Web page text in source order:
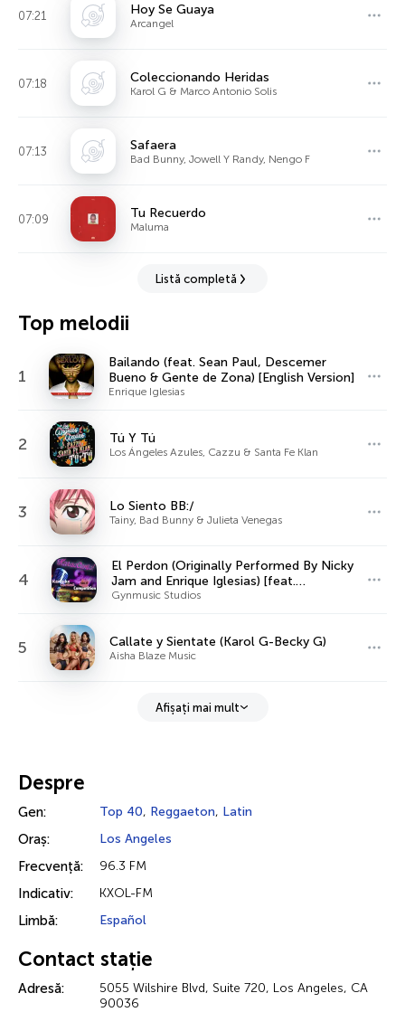
07:21 Hoy Se Guaya
Arcangel
07:18 Coleccionando Heridas
Karol G & Marco Antonio Solis
07:13 Safaera
Bad Bunny, Jowell Y Randy, Nengo F
07:09 Tu Recuerdo
Maluma
Listă completă
Top melodii
1
Bailando (feat. Sean Paul, Descemer
Bueno & Gente de Zona) [English Version]
Enrique Iglesias
2 Tú Y Tú
Los Ángeles Azules, Cazzu & Santa Fe Klan
3 Lo Siento BB:/
Tainy, Bad Bunny & Julieta Venegas
4
El Perdon (Originally Performed By Nicky
Jam and Enrique Iglesias) [feat.
KaraoCanto] [Instrumental Version]
Gynmusic Studios
5 Callate y Sientate (Karol G-Becky G)
Aisha Blaze Music
Afișați mai mult
Despre
Gen: Top 40, Reggaeton, Latin
Oraș: Los Angeles
Frecvență: 96.3 FM
Indicativ: KXOL-FM
Limbă: Español
Contact stație
Adresă:
5055 Wilshire Blvd, Suite 720, Los Angeles, CA
90036